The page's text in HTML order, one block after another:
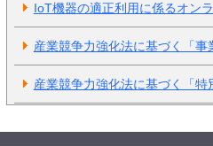
IoT機器の適正利用に係るオン
産業競争力強化法に基づく「事
産業競争力強化法に基づく「特